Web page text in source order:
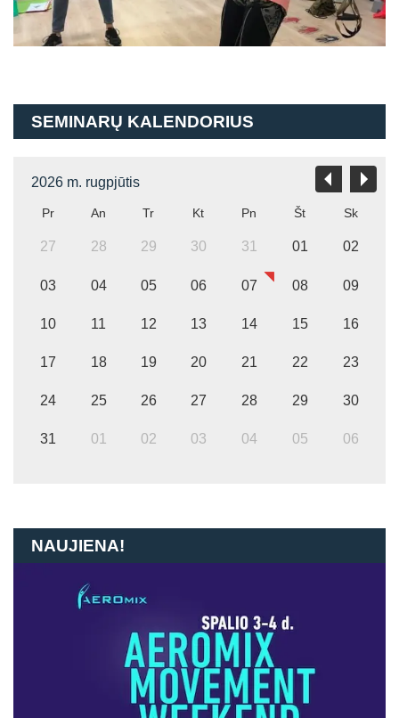
SEMINARŲ KALENDORIUS
2026 m. rugpjūtis
Pr An Tr Kt Pn Št Sk
27 28 29 30 31 01 02
03 04 05 06 07 08 09
10 11 12 13 14 15 16
17 18 19 20 21 22 23
24 25 26 27 28 29 30
31 01 02 03 04 05 06
NAUJIENA!